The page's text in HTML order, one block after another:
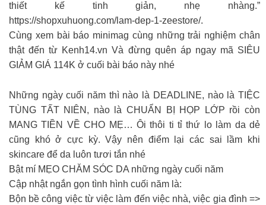
thiết kế tinh giản, nhẹ nhàng.”
https://shopxuhuong.com/lam-dep-1-zeestore/.
Cùng xem bài báo minimag cùng những trải nghiệm chân
thật đến từ Kenh14.vn Và đừng quên áp ngay mã SIÊU
GIẢM GIÁ 114K ở cuối bài báo này nhé
Những ngày cuối năm thì nào là DEADLINE, nào là TIỆC
TÙNG TẤT NIÊN, nào là CHUẨN BỊ HỌP LỚP rồi còn
MANG TIỀN VỀ CHO MẸ… Ôi thôi ti tỉ thứ lo làm da dẻ
cũng khó ở cực kỳ. Vậy nên điểm lại các sai lầm khi
skincare để da luôn tươi tắn nhé
Bật mí MẸO CHĂM SÓC DA những ngày cuối năm
Cập nhật ngắn gọn tình hình cuối năm là:
Bộn bề công việc từ việc làm đến việc nhà, việc gia đình =>